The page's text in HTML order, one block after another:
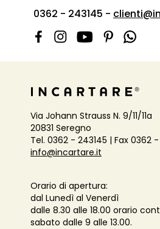
0362 - 243145 -
Via Johann Strauss N. 9/11/11a
20831 Seregno
Tel. 0362 - 243145 | Fax 0362 -
info@incartare.it
Orario di apertura:
dal Lunedì al Venerdì
dalle 8.30 alle 18.00 orario
sabato dalle 9 alle 13.00.